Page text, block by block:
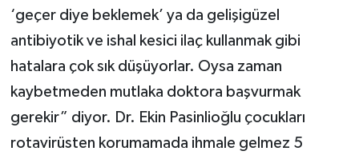
‘geçer diye beklemek’ ya da gelişigüzel
antibiyotik ve ishal kesici ilaç kullanmak gibi
hatalara çok sık düşüyorlar. Oysa zaman
kaybetmeden mutlaka doktora başvurmak
gerekir” diyor. Dr. Ekin Pasinlioğlu çocukları
rotavirüsten korumamada ihmale gelmez 5